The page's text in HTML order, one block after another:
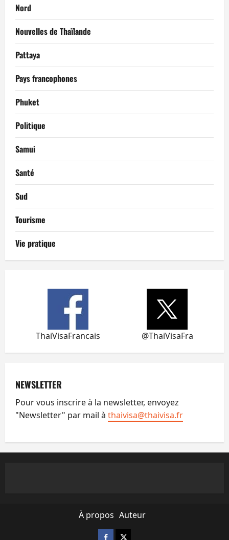
Nord
Nouvelles de Thaïlande
Pattaya
Pays francophones
Phuket
Politique
Samui
Santé
Sud
Tourisme
Vie pratique
ThaiVisaFrancais @ThaiVisaFra
NEWSLETTER
Pour vous inscrire à la newsletter, envoyez
"Newsletter" par mail à thaivisa@thaivisa.fr
À propos Auteur
Facebook
X